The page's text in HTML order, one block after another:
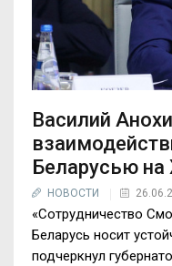
Василий
Беларусью на
НОВОСТИ
«Сотрудничество
Беларусь носит
подчеркнул